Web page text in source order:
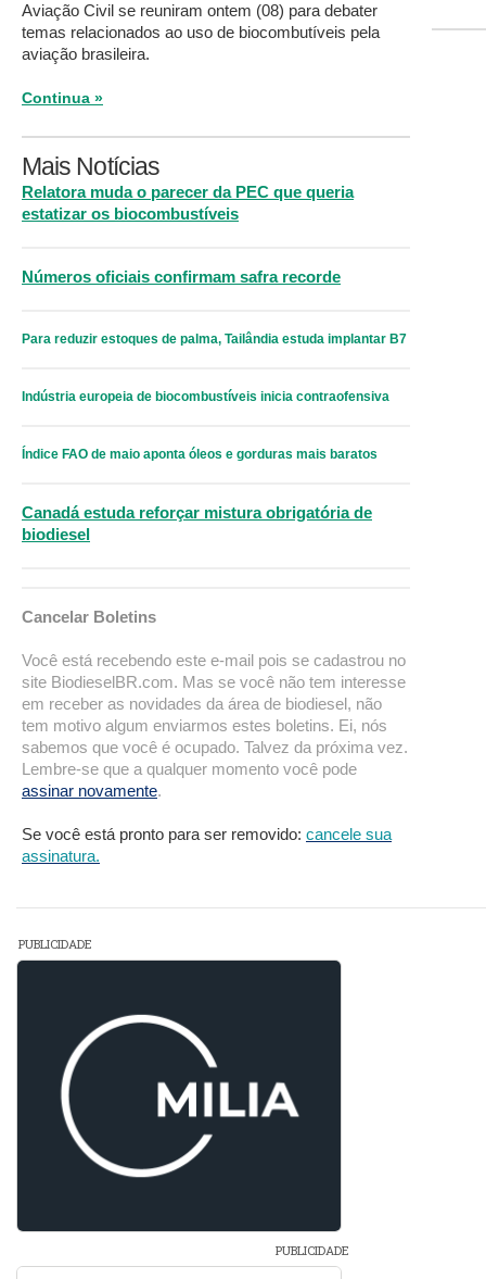
Aviação Civil se reuniram ontem (08) para debater
temas relacionados ao uso de biocombutíveis pela
aviação brasileira.
Continua »
Mais Notícias
Relatora muda o parecer da PEC que queria
estatizar os biocombustíveis
Números oficiais confirmam safra recorde
Para reduzir estoques de palma, Tailândia estuda implantar B7
Indústria europeia de biocombustíveis inicia contraofensiva
Índice FAO de maio aponta óleos e gorduras mais baratos
Canadá estuda reforçar mistura obrigatória de
biodiesel
Cancelar Boletins
Você está recebendo este e-mail pois se cadastrou no
site BiodieselBR.com. Mas se você não tem interesse
em receber as novidades da área de biodiesel, não
tem motivo algum enviarmos estes boletins. Ei, nós
sabemos que você é ocupado. Talvez da próxima vez.
Lembre-se que a qualquer momento você pode
assinar novamente.
Se você está pronto para ser removido: cancele sua
assinatura.
PUBLICIDADE
PUBLICIDADE